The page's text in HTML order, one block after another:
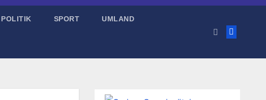
POLITIK SPORT UMLAND